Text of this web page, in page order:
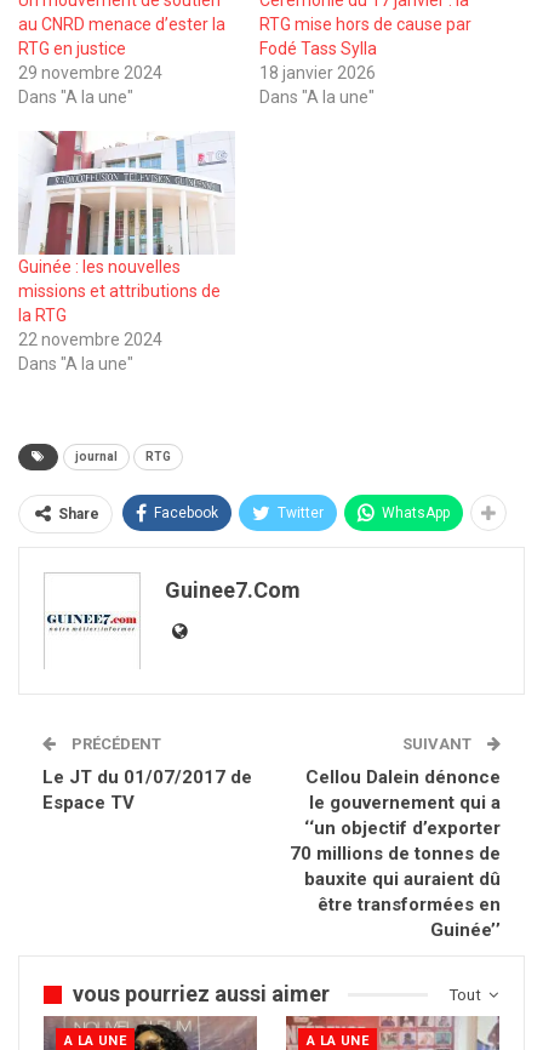
au CNRD menace d’ester la
RTG en justice
29 novembre 2024
Dans "A la une"
RTG mise hors de cause par
Fodé Tass Sylla
18 janvier 2026
Dans "A la une"
Guinée : les nouvelles
missions et attributions de
la RTG
22 novembre 2024
Dans "A la une"
journal RTG
Share Facebook Twitter WhatsApp
Guinee7.com
PRÉCÉDENT
Le JT du 01/07/2017 de
Espace TV
SUIVANT
Cellou Dalein dénonce
le gouvernement qui a
‘‘un objectif d’exporter
70 millions de tonnes de
bauxite qui auraient dû
être transformées en
Guinée’’
Tout
vous pourriez aussi aimer
A LA UNE A LA UNE